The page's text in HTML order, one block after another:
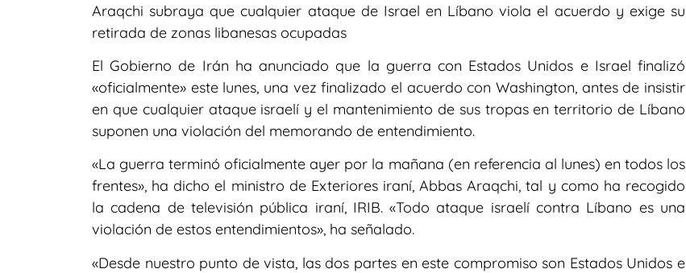
Araqchi subraya que cualquier ataque de Israel en Líbano viola el acuerdo y exige su
retirada de zonas libanesas ocupadas
El Gobierno de Irán ha anunciado que la guerra con Estados Unidos e Israel finalizó
«oficialmente» este lunes, una vez finalizado el acuerdo con Washington, antes de insistir
en que cualquier ataque israelí y el mantenimiento de sus tropas en territorio de Líbano
suponen una violación del memorando de entendimiento.
«La guerra terminó oficialmente ayer por la mañana (en referencia al lunes) en todos los
frentes», ha dicho el ministro de Exteriores iraní, Abbas Araqchi, tal y como ha recogido
la cadena de televisión pública iraní, IRIB. «Todo ataque israelí contra Líbano es una
violación de estos entendimientos», ha señalado.
«Desde nuestro punto de vista, las dos partes en este compromiso son Estados Unidos e